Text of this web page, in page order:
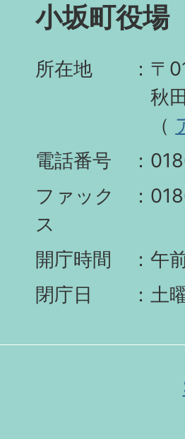
小坂町役場
所在地
〒
秋
（
電話番号
ファック
ス
開庁時間
午
閉庁日
土